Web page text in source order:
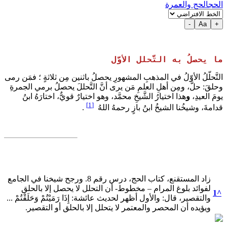
الحجالحج والعمرة
+
Aa
-
ما يحصلُ به التَّحلل الأوَّل
التَّحلّلُ الأوّلُ في المذهبِ المشهورِ يحصلُ باثنين مِن ثلاثةٍ ؛ فمَن رمى
وحلقَ: حلَّ، ومِن أهلِ العلمِ مَن يرى أنَّ التَّحللَ يحصلُ برمي الجمرةِ
يومَ العيدِ، وهذا اختيارُ الشَّيخِ محمَّد، وهو اختيارٌ قويٌّ، اختارَهُ ابنُ
قدامةَ، وشيخُنا الشيخُ ابنُ بازٍ رحمهُ اللهُ [1]
.
^
1
زاد المستقنع، كتاب الحج، درس رقم 8. ورجح شيخنا في الجامع
لفوائد بلوغ المرام – مخطوط- أن التحلل لا يحصل إلا بالحلق
والتقصير، قال: والأول أظهر لحديث عائشة: إِذَا رَمَيْتُمْ وَحَلَقْتُمْ ...
ويؤيده أن المحصر والمعتمر لا يتحلل إلا بالحلق أو التقصير.